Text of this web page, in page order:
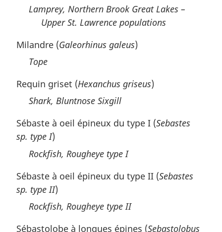
Lamprey, Northern Brook Great Lakes –
Upper St. Lawrence populations
Milandre (Galeorhinus galeus)
Tope
Requin griset (Hexanchus griseus)
Shark, Bluntnose Sixgill
Sébaste à oeil épineux du type I (Sebastes
sp. type I)
Rockfish, Rougheye type I
Sébaste à oeil épineux du type II (Sebastes
sp. type II)
Rockfish, Rougheye type II
Sébastolobe à longues épines (Sebastolobus